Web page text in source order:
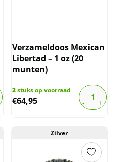
Verzameldoos Mexican
Libertad – 1 oz (20
munten)
2stuks op voorraad
€64,95
Zilver